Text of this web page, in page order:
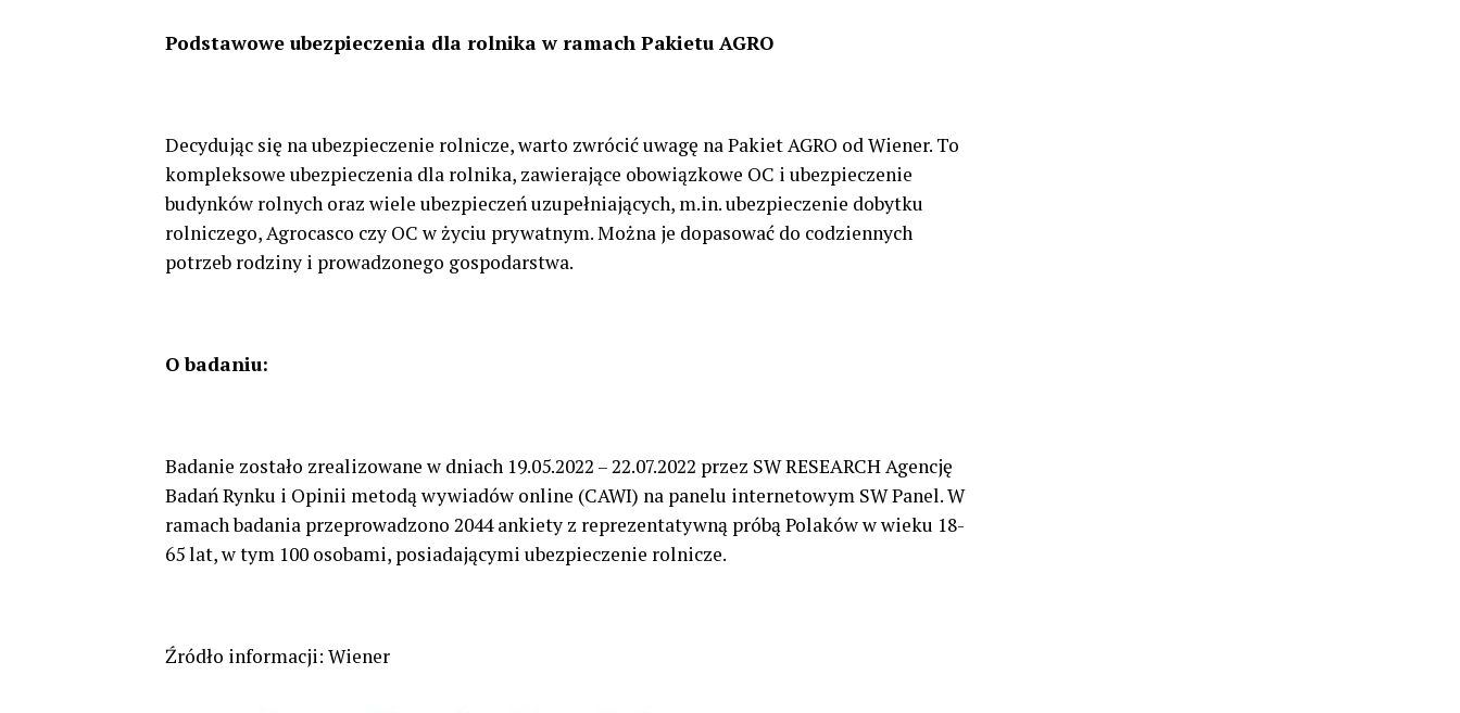
Podstawowe ubezpieczenia dla rolnika w ramach Pakietu AGRO
Decydując się na ubezpieczenie rolnicze, warto zwrócić uwagę na Pakiet AGRO od Wiener. To
kompleksowe ubezpieczenia dla rolnika, zawierające obowiązkowe OC i ubezpieczenie
budynków rolnych oraz wiele ubezpieczeń uzupełniających, m.in. ubezpieczenie dobytku
rolniczego, Agrocasco czy OC w życiu prywatnym. Można je dopasować do codziennych
potrzeb rodziny i prowadzonego gospodarstwa.
O badaniu:
Badanie zostało zrealizowane w dniach 19.05.2022 – 22.07.2022 przez SW RESEARCH Agencję
Badań Rynku i Opinii metodą wywiadów online (CAWI) na panelu internetowym SW Panel. W
ramach badania przeprowadzono 2044 ankiety z reprezentatywną próbą Polaków w wieku 18-
65 lat, w tym 100 osobami, posiadającymi ubezpieczenie rolnicze.
Źródło informacji: Wiener